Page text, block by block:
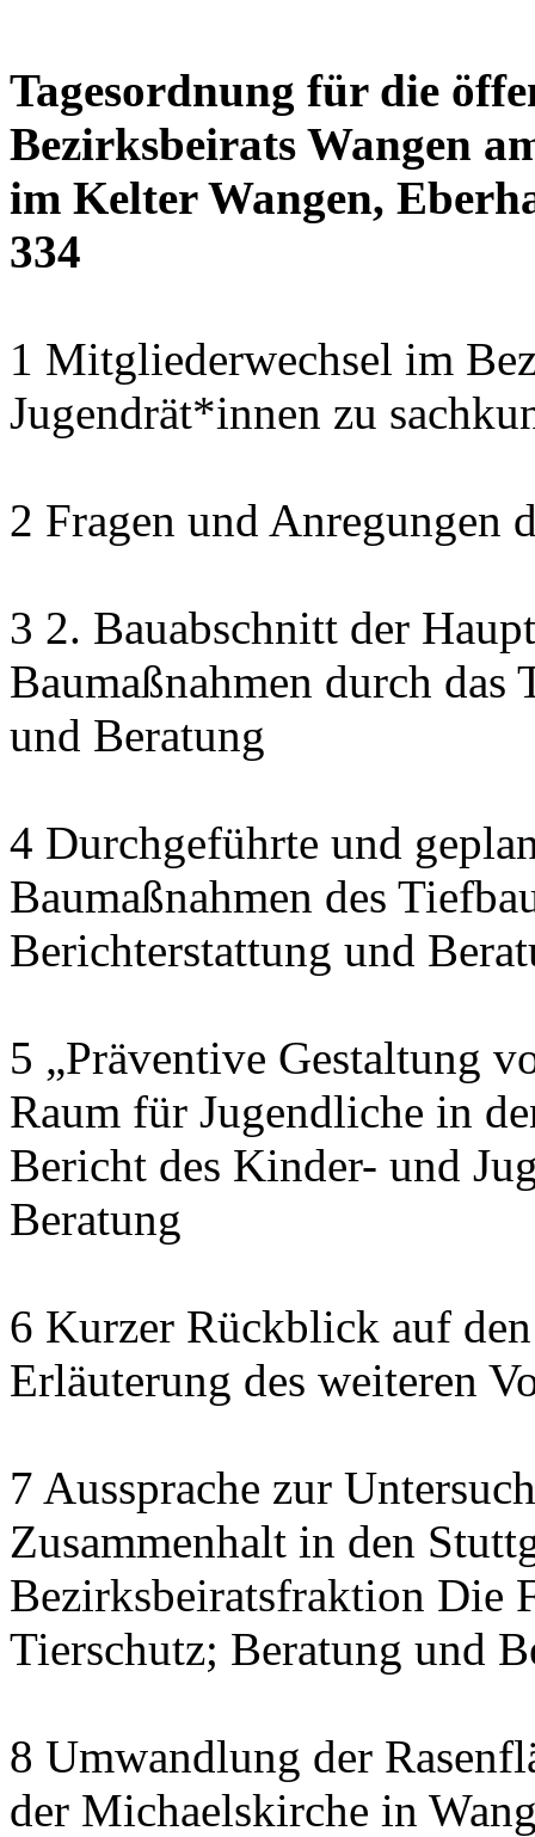
Tagesordnung für die
Bezirksbeirats Wangen
im Kelter Wangen,
334
1 Mitgliederwechsel im
Jugendrät*innen zu
2 Fragen und Anregungen
3 2. Bauabschnitt der
Baumaßnahmen durch
und Beratung
4 Durchgeführte und
Baumaßnahmen des
Berichterstattung und
5 „Präventive Gestaltung
Raum für Jugendliche in
Bericht des Kinder- und
Beratung
6 Kurzer Rückblick auf
Erläuterung des weiteren
7 Aussprache zur
Zusammenhalt in den
Bezirksbeiratsfraktion Die
Tierschutz; Beratung und
8 Umwandlung der
der Michaelskirche in